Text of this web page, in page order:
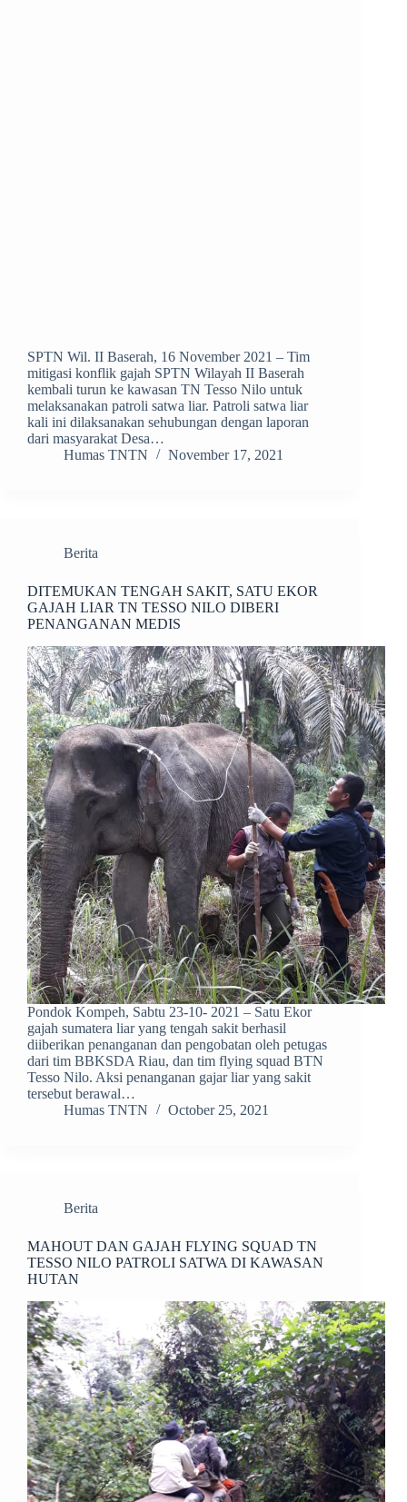
SPTN Wil. II Baserah, 16 November 2021 – Tim
mitigasi konflik gajah SPTN Wilayah II Baserah
kembali turun ke kawasan TN Tesso Nilo untuk
melaksanakan patroli satwa liar. Patroli satwa liar
kali ini dilaksanakan sehubungan dengan laporan
dari masyarakat Desa…
Humas TNTN
November 17, 2021
Berita
DITEMUKAN TENGAH SAKIT, SATU EKOR
GAJAH LIAR TN TESSO NILO DIBERI
PENANGANAN MEDIS
Pondok Kompeh, Sabtu 23-10- 2021 – Satu Ekor
gajah sumatera liar yang tengah sakit berhasil
diiberikan penanganan dan pengobatan oleh petugas
dari tim BBKSDA Riau, dan tim flying squad BTN
Tesso Nilo. Aksi penanganan gajar liar yang sakit
tersebut berawal…
Humas TNTN
October 25, 2021
Berita
MAHOUT DAN GAJAH FLYING SQUAD TN
TESSO NILO PATROLI SATWA DI KAWASAN
HUTAN